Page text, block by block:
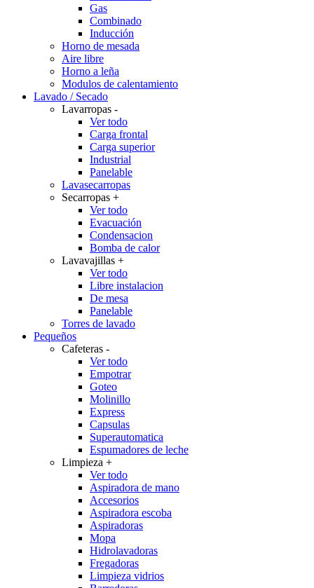
Gas
Combinado
Inducción
Horno de mesada
Aire libre
Horno a leña
Modulos de calentamiento
Lavado / Secado
Lavarropas -
Ver todo
Carga frontal
Carga superior
Industrial
Panelable
Lavasecarropas
Secarropas +
Ver todo
Evacuación
Condensacion
Bomba de calor
Lavavajillas +
Ver todo
Libre instalacion
De mesa
Panelable
Torres de lavado
Pequeños
Cafeteras -
Ver todo
Empotrar
Goteo
Molinillo
Express
Capsulas
Superautomatica
Espumadores de leche
Limpieza +
Ver todo
Aspiradora de mano
Accesorios
Aspiradora escoba
Aspiradoras
Mopa
Hidrolavadoras
Fregadoras
Limpieza vidrios